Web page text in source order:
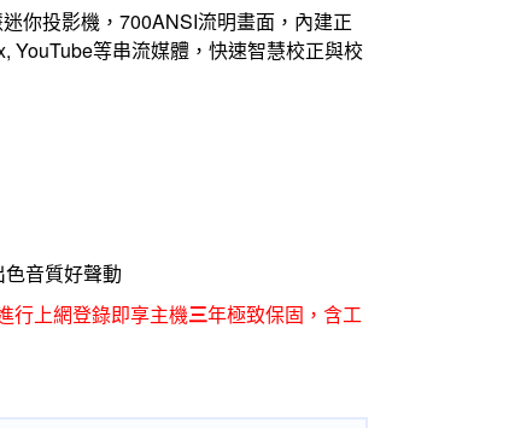
你投影機，700ANSI流明畫面，內建正
YouTube等串流媒體，快速智慧校正與校
音質好聲動
行上網登錄即享主機三年極致保固，含工